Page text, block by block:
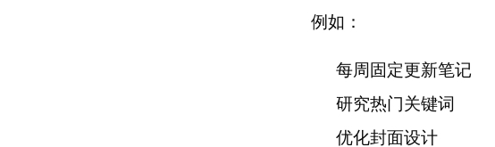
例如：
每周固定更新笔记
研究热门关键词
优化封面设计